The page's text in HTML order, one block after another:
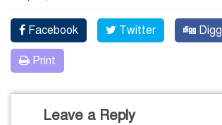
Facebook Twitter Digg
Print
Leave a Reply